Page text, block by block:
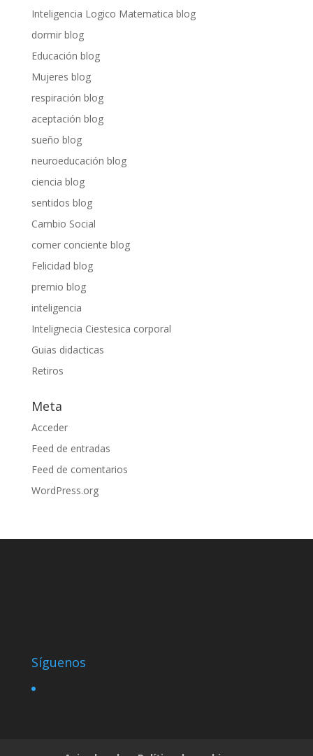
Inteligencia Logico Matematica blog
dormir blog
Educación blog
Mujeres blog
respiración blog
aceptación blog
sueño blog
neuroeducación blog
ciencia blog
sentidos blog
Cambio Social
comer conciente blog
Felicidad blog
premio blog
inteligencia
Intelignecia Ciestesica corporal
Guias didacticas
Retiros
Meta
Acceder
Feed de entradas
Feed de comentarios
WordPress.org
Síguenos